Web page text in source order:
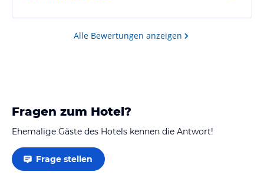
Alle Bewertungen anzeigen
Fragen zum Hotel?
Ehemalige Gäste des Hotels kennen die Antwort!
Frage stellen